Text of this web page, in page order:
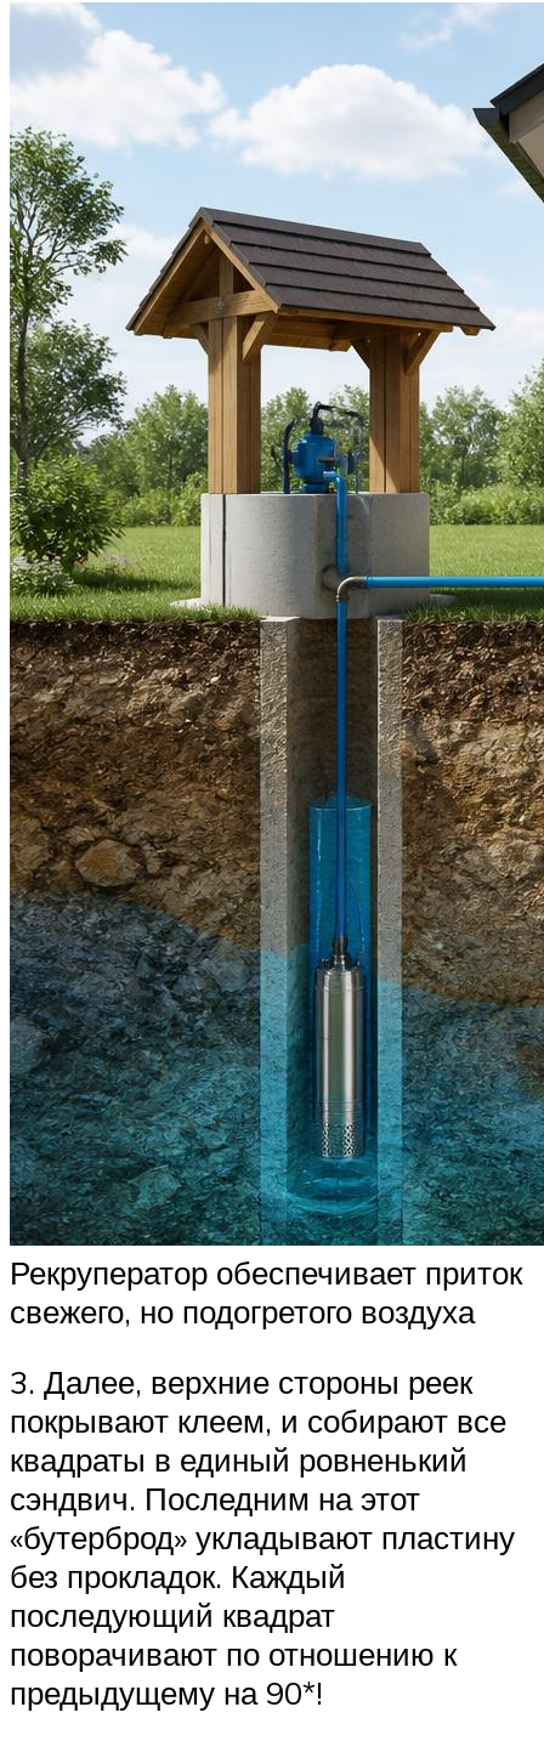
Рекруператор обеспечивает приток
свежего, но подогретого воздуха
3. Далее, верхние стороны реек
покрывают клеем, и собирают все
квадраты в единый ровненький
сэндвич. Последним на этот
«бутерброд» укладывают пластину
без прокладок. Каждый
последующий квадрат
поворачивают по отношению к
предыдущему на 90*!